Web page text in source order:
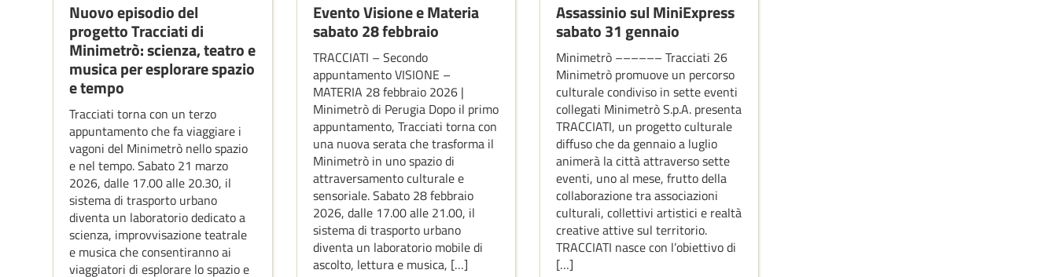
Nuovo episodio del
progetto Tracciati di
Minimetrò: scienza, teatro e
musica per esplorare spazio
e tempo
Tracciati torna con un terzo
appuntamento che fa viaggiare i
vagoni del Minimetrò nello spazio
e nel tempo. Sabato 21 marzo
2026, dalle 17.00 alle 20.30, il
sistema di trasporto urbano
diventa un laboratorio dedicato a
scienza, improvvisazione teatrale
e musica che consentiranno ai
viaggiatori di esplorare lo spazio e
Evento Visione e Materia
sabato 28 febbraio
TRACCIATI – Secondo
appuntamento VISIONE –
MATERIA 28 febbraio 2026 |
Minimetrò di Perugia Dopo il primo
appuntamento, Tracciati torna con
una nuova serata che trasforma il
Minimetrò in uno spazio di
attraversamento culturale e
sensoriale. Sabato 28 febbraio
2026, dalle 17.00 alle 21.00, il
sistema di trasporto urbano
diventa un laboratorio mobile di
ascolto, lettura e musica, […]
Assassinio sul MiniExpress
sabato 31 gennaio
Minimetrò –––––– Tracciati 26
Minimetrò promuove un percorso
culturale condiviso in sette eventi
collegati Minimetrò S.p.A. presenta
TRACCIATI, un progetto culturale
diffuso che da gennaio a luglio
animerà la città attraverso sette
eventi, uno al mese, frutto della
collaborazione tra associazioni
culturali, collettivi artistici e realtà
creative attive sul territorio.
TRACCIATI nasce con l’obiettivo di
[…]